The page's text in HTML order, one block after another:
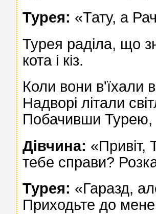
Турея: «Тату, а
Турея раділа, що
кота і кіз.
Коли вони в'їхали
Надворі літали
Побачивши Турею,
Дівчина: «Привіт,
тебе справи?
Турея: «Гаразд,
Приходьте до